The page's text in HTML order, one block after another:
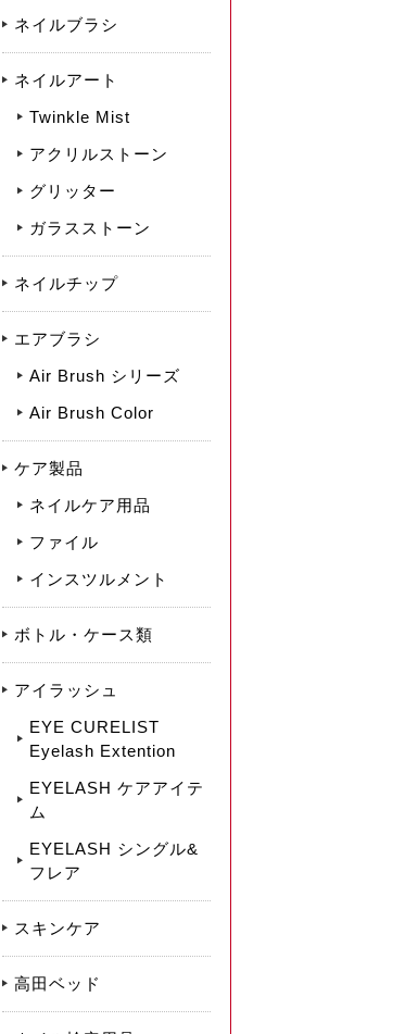
ネイルブラシ
ネイルアート
Twinkle Mist
アクリルストーン
グリッター
ガラスストーン
ネイルチップ
エアブラシ
Air Brush シリーズ
Air Brush Color
ケア製品
ネイルケア用品
ファイル
インスツルメント
ボトル・ケース類
アイラッシュ
EYE CURELIST
Eyelash Extention
EYELASH ケアアイテ
ム
EYELASH シングル&
フレア
スキンケア
高田ベッド